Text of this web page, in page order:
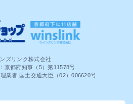
ズリンク株式会社
京都府知事（5）第11578号
業者 国土交通大臣（02）006620号